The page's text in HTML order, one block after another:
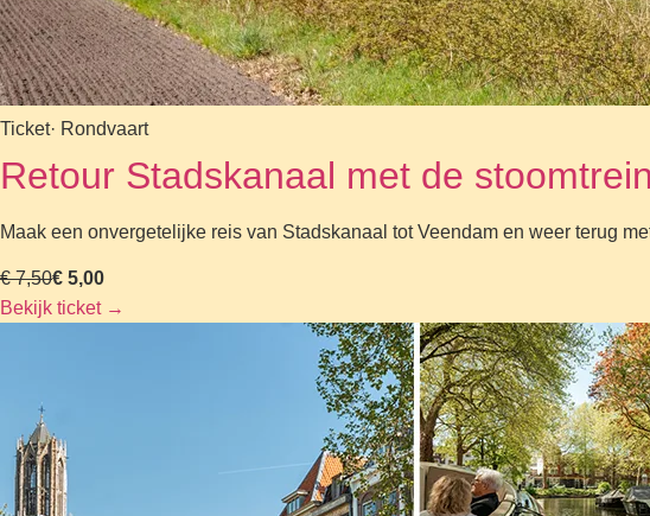
Ticket· Rondvaart
Retour Stadskanaal met de stoomtrein
Maak een onvergetelijke reis van Stadskanaal tot Veendam en weer terug
€ 7,50€ 5,00
Bekijk ticket →